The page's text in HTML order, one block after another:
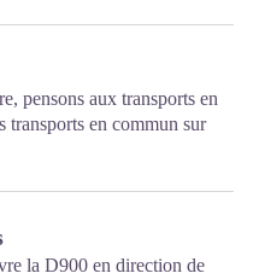
pensons aux transports en
transports en commun sur
la D900 en direction de